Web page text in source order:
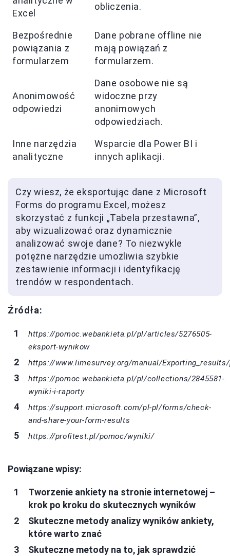
Excel
obliczenia.
Bezpośrednie
powiązania z
formularzem
Dane pobrane offline nie
mają powiązań z
formularzem.
Anonimowość
odpowiedzi
Dane osobowe nie są
widoczne przy
anonimowych
odpowiedziach.
Inne narzędzia
analityczne
Wsparcie dla Power BI i
innych aplikacji.
Czy wiesz, że eksportując dane z Microsoft
Forms do programu Excel, możesz
skorzystać z funkcji „Tabela przestawna”,
aby wizualizować oraz dynamicznie
analizować swoje dane? To niezwykle
potężne narzędzie umożliwia szybkie
zestawienie informacji i identyfikację
trendów w respondentach.
Źródła:
https://pomoc.webankieta.pl/pl/articles/5276505-
eksport-wynikow
https://www.limesurvey.org/manual/
https://pomoc.webankieta.pl/pl/collections/2845581-
wyniki-i-raporty
https://support.microsoft.com/pl-pl/forms/check-
and-share-your-form-results
https://profitest.pl/pomoc/wyniki/
Powiązane wpisy:
Tworzenie ankiety na stronie internetowej –
krok po kroku do skutecznych wyników
Skuteczne metody analizy wyników ankiety,
które warto znać
Skuteczne metody na to, jak sprawdzić